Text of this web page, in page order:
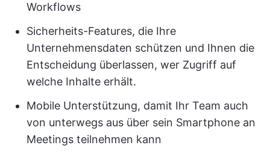
Workflows
Sicherheits-Features, die Ihre
Unternehmensdaten schützen und Ihnen die
Entscheidung überlassen, wer Zugriff auf
welche Inhalte erhält.
Mobile Unterstützung, damit Ihr Team auch
von unterwegs aus über sein Smartphone an
Meetings teilnehmen kann